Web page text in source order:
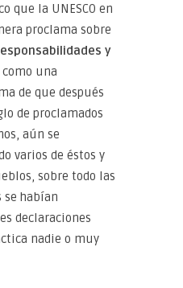
que la UNESCO en
proclama sobre
y
, como una
de que después
de proclamados
aún se
varios de éstos y
sobre todo las
habían
declaraciones
nadie o muy